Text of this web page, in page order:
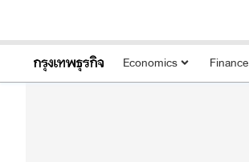
Economics Finance